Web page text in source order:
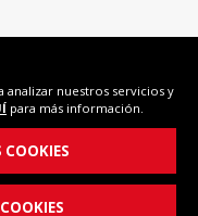
analizar nuestros servicios y
para más información.
COOKIES